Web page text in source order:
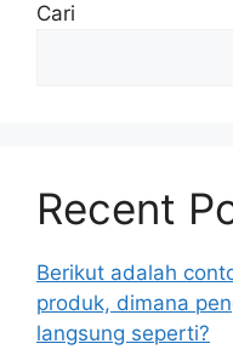
Cari
Recent
Berikut adalah
produk, dimana
langsung seperti?